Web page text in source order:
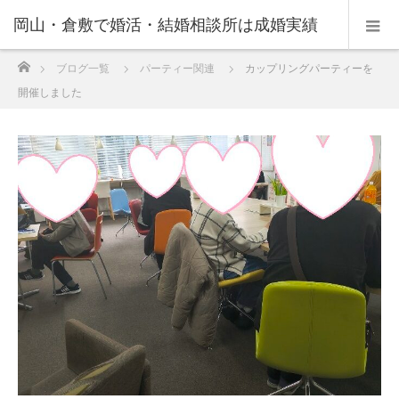
岡山・倉敷で婚活・結婚相談所は成婚実績
の豊富なNPO法人・和(なごみ)へ。
ブログ一覧 パーティー関連
カップリングパーティーを
開催しました